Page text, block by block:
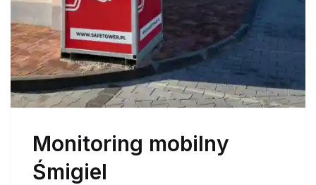
Monitoring mobilny
Śmigiel